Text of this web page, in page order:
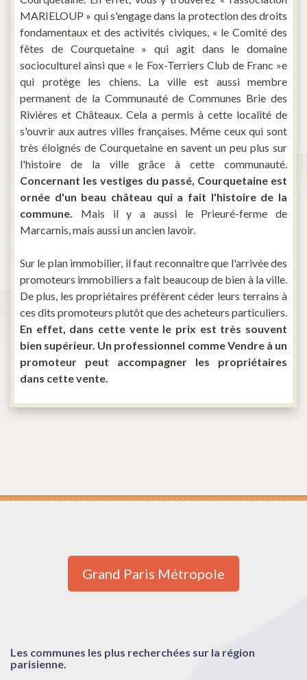
MARIELOUP » qui s'engage dans la protection des droits
fondamentaux et des activités civiques, « le Comité des
fêtes de Courquetaine » qui agit dans le domaine
socioculturel ainsi que « le Fox-Terriers Club de Franc »e
qui protège les chiens. La ville est aussi membre
permanent de la Communauté de Communes Brie des
Rivières et Châteaux. Cela a permis à cette localité de
s'ouvrir aux autres villes françaises. Même ceux qui sont
très éloignés de Courquetaine en savent un peu plus sur
l'histoire de la ville grâce à cette communauté.
Concernant les vestiges du passé, Courquetaine est
ornée d'un beau château qui a fait l'histoire de la
commune. Mais il y a aussi le Prieuré-ferme de
Marcarnis, mais aussi un ancien lavoir.
Sur le plan immobilier, il faut reconnaitre que l'arrivée des
promoteurs immobiliers a fait beaucoup de bien à la ville.
De plus, les propriétaires préfèrent céder leurs terrains à
ces dits promoteurs plutôt que des acheteurs particuliers.
En effet, dans cette vente le prix est très souvent
bien supérieur. Un professionnel comme Vendre à un
promoteur peut accompagner les propriétaires
dans cette vente.
Grand Paris Métropole
Les communes les plus recherchées sur la région
parisienne.